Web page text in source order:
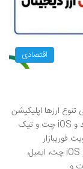
اقتصادی
ارزها اپلیکیشن
پشتیبانی ویژگی‌های دیگر ۱ اوکی اکسچنج +۷۰۰ اندروید و iOS چت و تیک
فوریبازار
حرفه‌ایکیف پول اختصاصی ۲ نوبیتکس +۴۵۰ اندروید و iOS چت، ایمیل،